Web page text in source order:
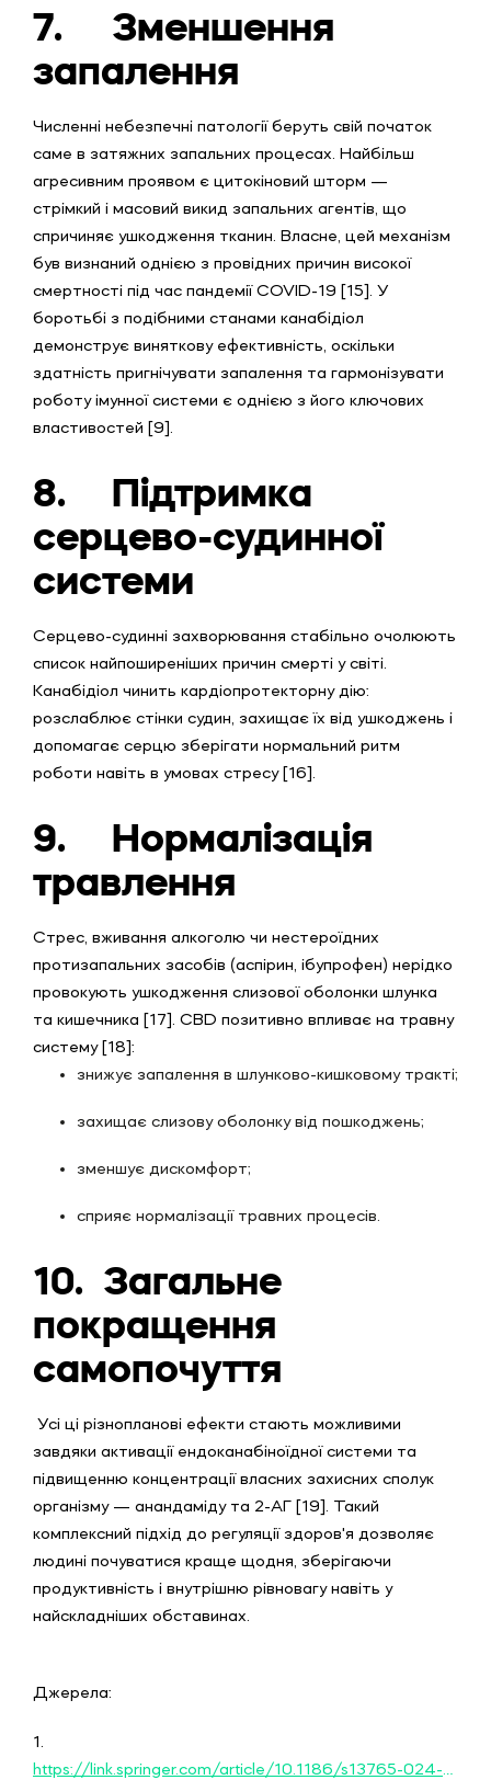
7.
Зменшення
запалення
Численні небезпечні патології беруть свій початок
саме в затяжних запальних процесах. Найбільш
агресивним проявом є цитокіновий шторм —
стрімкий і масовий викид запальних агентів, що
спричиняє ушкодження тканин. Власне, цей механізм
був визнаний однією з провідних причин високої
смертності під час пандемії COVID-19 [15]. У
боротьбі з подібними станами канабідіол
демонструє виняткову ефективність, оскільки
здатність пригнічувати запалення та гармонізувати
роботу імунної системи є однією з його ключових
властивостей [9].
8.
Підтримка
серцево-судинної
системи
Серцево-судинні захворювання стабільно очолюють
список найпоширеніших причин смерті у світі.
Канабідіол чинить кардіопротекторну дію:
розслаблює стінки судин, захищає їх від ушкоджень і
допомагає серцю зберігати нормальний ритм
роботи навіть в умовах стресу [16].
9.
Нормалізація
травлення
Стрес, вживання алкоголю чи нестероїдних
протизапальних засобів (аспірин, ібупрофен) нерідко
провокують ушкодження слизової оболонки шлунка
та кишечника [17]. CBD позитивно впливає на травну
систему [18]:
знижує запалення в шлунково-кишковому тракті;
захищає слизову оболонку від пошкоджень;
зменшує дискомфорт;
сприяє нормалізації травних процесів.
10. Загальне
покращення
самопочуття
Усі ці різнопланові ефекти стають можливими
завдяки активації ендоканабіноїдної системи та
підвищенню концентрації власних захисних сполук
організму — анандаміду та 2-АГ [19]. Такий
комплексний підхід до регуляції здоров'я дозволяє
людині почуватися краще щодня, зберігаючи
продуктивність і внутрішню рівновагу навіть у
найскладніших обставинах.
Джерела:
1.
https://link.springer.com/article/10.1186/s13765-024-00867-w#:~:text=Cannabidiol%20%28CBD%29%2C%20a%20significant%20phytocannabinoid%20from%20the%20Cannabis,its%20apparent%20absence%20of%20psychoactive%20effects%20%5B1%2C%202%5D.